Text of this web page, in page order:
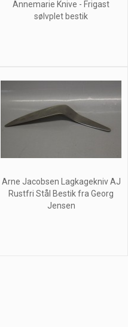
Annemarie Knive - Frigast
sølvplet bestik
Arne Jacobsen Lagkagekniv AJ
Rustfri Stål Bestik fra Georg
Jensen